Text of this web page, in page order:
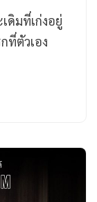
ดิมที่เก่งอยู่
ที่ตัวเอง